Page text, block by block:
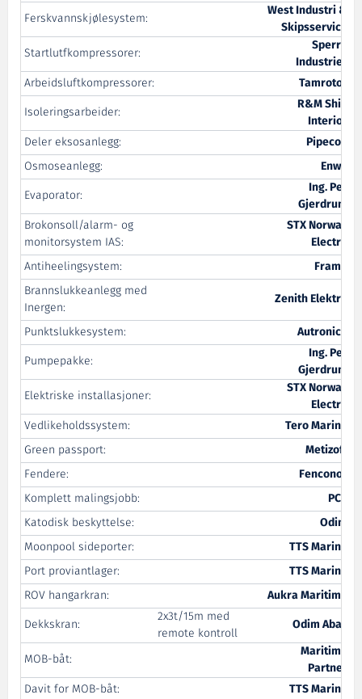
Ferskvannskjølesystem:
West Industri &
Skipsservice
Startlutfkompressorer:
Sperre
Industrier
Arbeidsluftkompressorer:
Tamrotor
Isoleringsarbeider:
R&M Ship
Interior
Deler eksosanlegg:
Pipecon
Osmoseanlegg:
Enwa
Evaporator:
Ing. Per
Gjerdrum
Brokonsoll/alarm- og
monitorsystem IAS:
STX Norway
Electro
Antiheelingsystem:
Framo
Brannslukkeanlegg med
Inergen:
Zenith Elektro
Punktslukkesystem:
Autronica
Pumpepakke:
Ing. Per
Gjerdrum
Elektriske installasjoner:
STX Norway
Electro
Vedlikeholdssystem:
Tero Marine
Green passport:
Metizoft
Fendere:
Fenconor
Komplett malingsjobb:
PCS
Katodisk beskyttelse:
Odim
Moonpool sideporter:
TTS Marine
Port proviantlager:
TTS Marine
ROV hangarkran:
Aukra Maritime
Dekkskran:
2x3t/15m med
remote kontroll
Odim Abas
MOB-båt:
Maritime
Partner
Davit for MOB-båt:
TTS Marine